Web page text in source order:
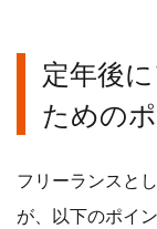
定年後
ための
フリーランスと
が、以下のポイ